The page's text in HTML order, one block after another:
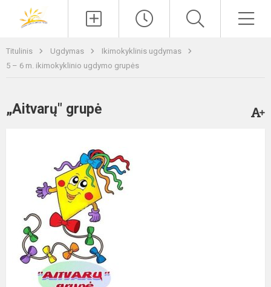
Titulinis Ugdymas
Ikimokyklinis ugdymas
5 – 6 m. ikimokyklinio ugdymo grupės
„Aitvarų" grupė